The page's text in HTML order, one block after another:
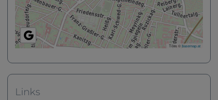
Tiles ©basemap.at
Links